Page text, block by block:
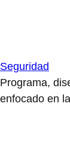
Seguridad
Programa,
enfocado en